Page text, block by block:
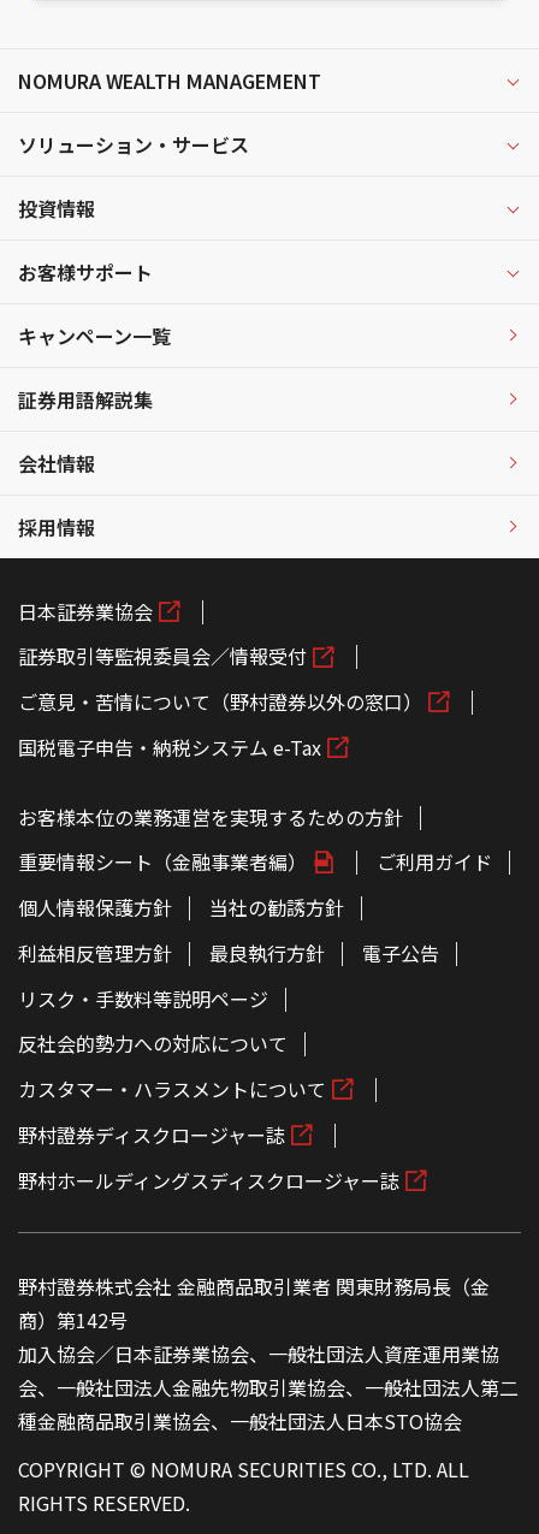
NOMURA WEALTH MANAGEMENT
ソリューション・サービス
投資情報
お客様サポート
キャンペーン一覧
証券用語解説集
会社情報
採用情報
日本証券業協会
証券取引等監視委員会／情報受付
ご意見・苦情について（野村證券以外の窓口）
国税電子申告・納税システム e-Tax
お客様本位の業務運営を実現するための方針
重要情報シート（金融事業者編）
ご利用ガイド
個人情報保護方針
当社の勧誘方針
利益相反管理方針
最良執行方針
電子公告
リスク・手数料等説明ページ
反社会的勢力への対応について
カスタマー・ハラスメントについて
野村證券ディスクロージャー誌
野村ホールディングスディスクロージャー誌
野村證券株式会社 金融商品取引業者 関東財務局長（金
商）第142号
加入協会／日本証券業協会、一般社団法人資産運用業協
会、一般社団法人金融先物取引業協会、一般社団法人第二
種金融商品取引業協会、一般社団法人日本STO協会
COPYRIGHT © NOMURA SECURITIES CO., LTD. ALL
RIGHTS RESERVED.